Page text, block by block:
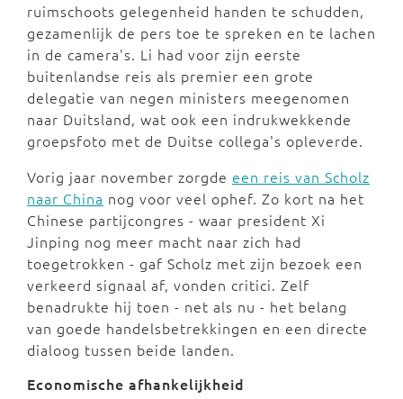
ruimschoots gelegenheid handen te schudden,
gezamenlijk de pers toe te spreken en te lachen
in de camera's. Li had voor zijn eerste
buitenlandse reis als premier een grote
delegatie van negen ministers meegenomen
naar Duitsland, wat ook een indrukwekkende
groepsfoto met de Duitse collega's opleverde.
Vorig jaar november zorgde een reis van Scholz
naar China nog voor veel ophef. Zo kort na het
Chinese partijcongres - waar president Xi
Jinping nog meer macht naar zich had
toegetrokken - gaf Scholz met zijn bezoek een
verkeerd signaal af, vonden critici. Zelf
benadrukte hij toen - net als nu - het belang
van goede handelsbetrekkingen en een directe
dialoog tussen beide landen.
Economische afhankelijkheid